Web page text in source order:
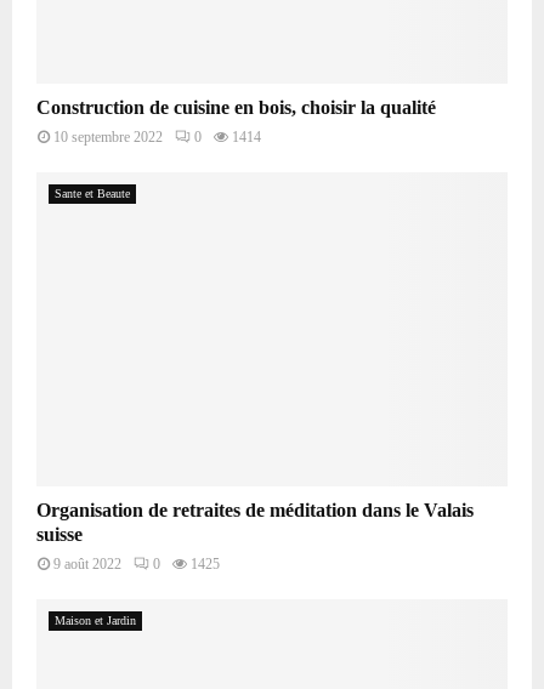
Construction de cuisine en bois, choisir la qualité
10 septembre 2022 0 1414
Sante et Beaute
Organisation de retraites de méditation dans le Valais
suisse
9 août 2022 0 1425
Maison et Jardin